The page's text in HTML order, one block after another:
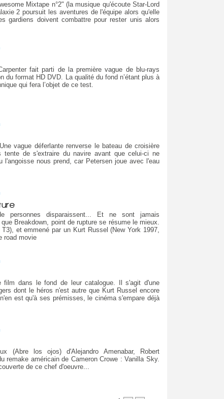
Mixtape n°2" (la musique qu'écoute Star-Lord
2 poursuit les aventures de l'équipe alors qu'elle
gardiens doivent combattre pour rester unis alors
fait parti de la première vague de blu-rays
du format HD DVD. La qualité du fond n’étant plus à
qui fera l’objet de ce test.
vague déferlante renverse le bateau de croisière
tente de s'extraire du navire avant que celui-ci ne
nous prend, car Petersen joue avec l'eau
personnes disparaissent... Et ne sont jamais
Breakdown, point de rupture se résume le mieux.
et emmené par un Kurt Russel (New York 1997,
road movie
film dans le fond de leur catalogue. Il s'agit d'une
dont le héros n'est autre que Kurt Russel encore
est qu'à ses prémisses, le cinéma s'empare déjà
(Abre los ojos) d'Alejandro Amenabar, Robert
remake américain de Cameron Crowe : Vanilla Sky.
de ce chef d'oeuvre...